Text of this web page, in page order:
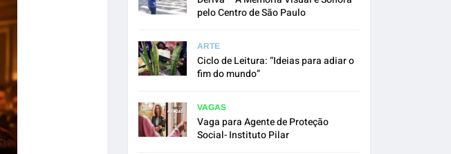
pelo Centro de São Paulo
ARTE
Ciclo de Leitura: “Ideias para adiar o
fim do mundo”
VAGAS
Vaga para Agente de Proteção
Social- Instituto Pilar